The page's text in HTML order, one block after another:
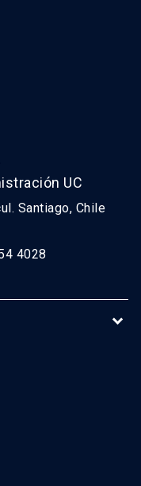
UC
Santiago, Chile
4028